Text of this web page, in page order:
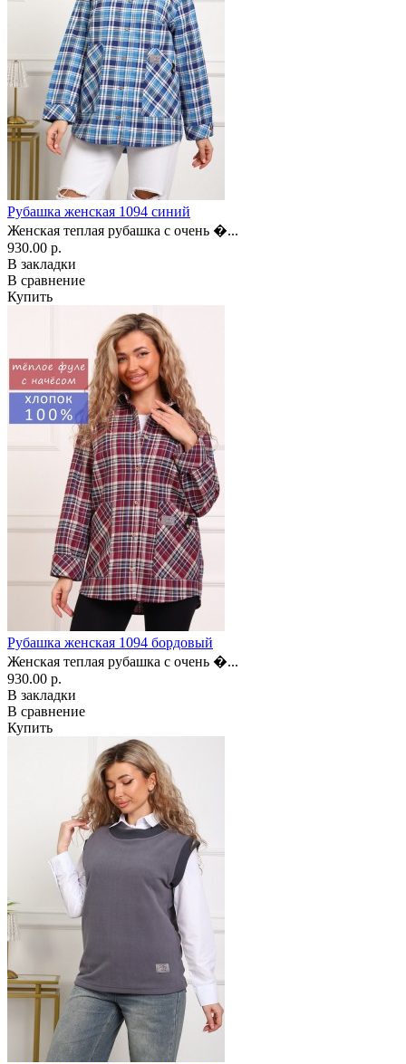
Рубашка женская 1094 синий
Женская теплая рубашка с очень �...
930.00 р.
В закладки
В сравнение
Купить
Рубашка женская 1094 бордовый
Женская теплая рубашка с очень �...
930.00 р.
В закладки
В сравнение
Купить